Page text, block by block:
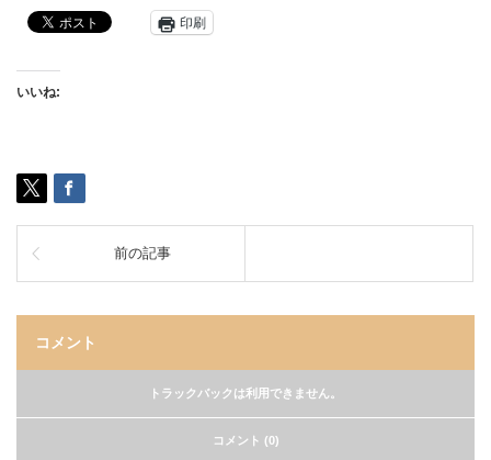
印刷
いいね:
前の記事
コメント
トラックバックは利用できません。
コメント (0)